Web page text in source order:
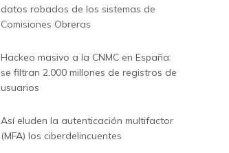
datos robados de los sistemas de
Comisiones Obreras
Hackeo masivo a la CNMC en España:
se filtran 2.000 millones de registros de
usuarios
Así eluden la autenticación multifactor
(MFA) los ciberdelincuentes